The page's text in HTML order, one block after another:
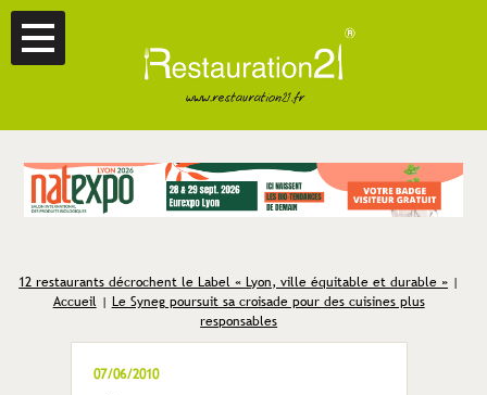
12 restaurants décrochent le Label « Lyon, ville équitable et durable » |
Accueil | Le Syneg poursuit sa croisade pour des cuisines plus
responsables
07/06/2010